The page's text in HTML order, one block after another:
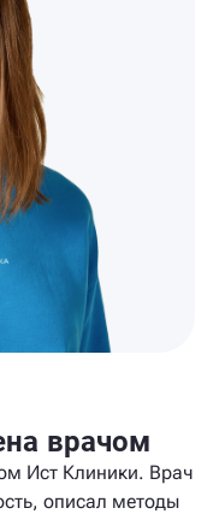
врачом
Ист Клиники. Врач
описал методы